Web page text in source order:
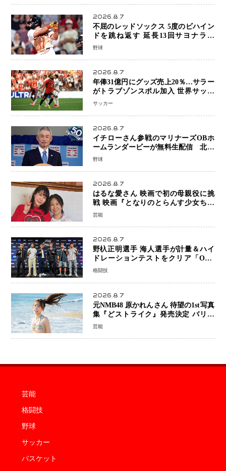
2026.8.7
不屈のレッドソックス 5度のビハイン
ドを跳ね返す 延長13回サヨナラ勝
ち 吉田正尚選手も2安打1打点で貢献 4
野球
2026.8.7
年俸31億円にグッズ売上20％…サラー
がトラブゾンスポル加入 世界サッカ
ーは「五大リーグ一強」から新時代へ
サッカー
2026.8.7
イチローさん参戦のマリナーズOBホ
ームランダービーが無料生配信 北米
ならではの“魅せる興行”に世界が注目
野球
2026.8.7
はるな愛さん 映画で初の母親役に挑
戦 映画『となりのとらんす少女ちゃ
ん』11月7日公開 未来の自分との対話
芸能
2026.8.7
野杁正明選手 海人選手が計量＆ハイ
ドレーションテストをクリア「ONE
SAMURAI 2」決戦へ万全の準備整う
格闘技
2026.8.7
元NMB48 原かれんさん 待望の1st写真
集『どストライク』発売決定 バリで
魅せる25歳の新境地
芸能
芸能
格闘技
野球
サッカー
バスケット